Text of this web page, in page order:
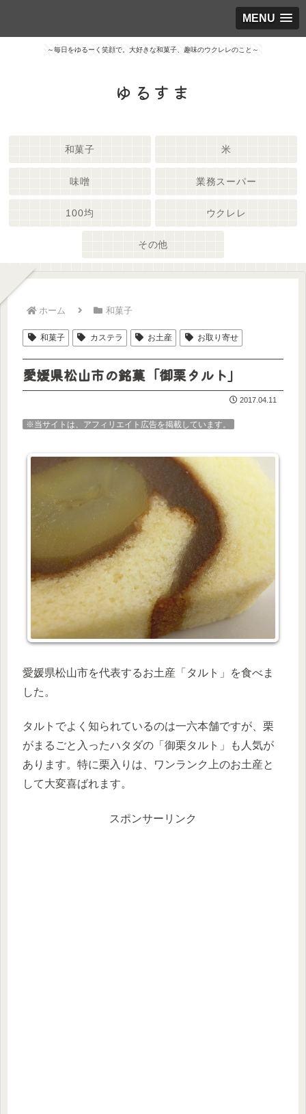
MENU
～毎日をゆるーく笑顔で。大好きな和菓子、趣味のウクレレのこと～
ゆるすま
和菓子 米
味噌 業務スーパー
100均 ウクレレ
その他
ホーム 和菓子
和菓子 カステラ お土産 お取り寄せ
愛媛県松山市の銘菓「御栗タルト」
2017.04.11
※当サイトは、アフィリエイト広告を掲載しています。
愛媛県松山市を代表するお土産「タルト」を食べま
した。
タルトでよく知られているのは一六本舗ですが、栗
がまるごと入ったハタダの「御栗タルト」も人気が
あります。特に栗入りは、ワンランク上のお土産と
して大変喜ばれます。
スポンサーリンク